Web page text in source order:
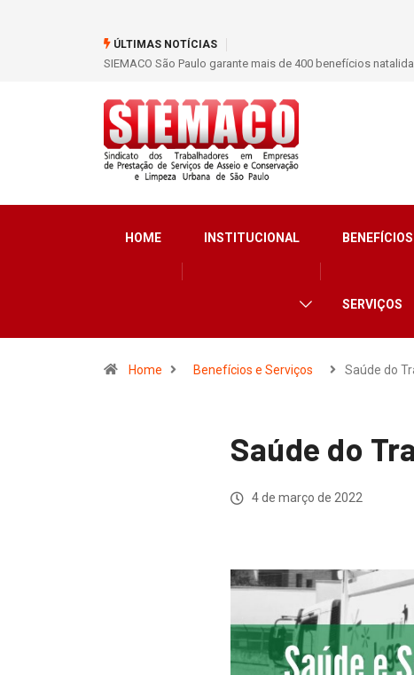
ÚLTIMAS NOTÍCIAS
natalidade para trabalhadores do Asseio em 2026SIEMACO São Paulo
HOME INSTITUCIONAL
SERVIÇOS
Home Benefícios e Serviços Saúde do
Saúde do
4 de março de 2022